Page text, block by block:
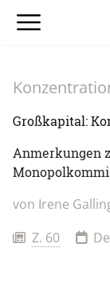
Großkapital:
Anmerkungen
von Irene
Z. 60